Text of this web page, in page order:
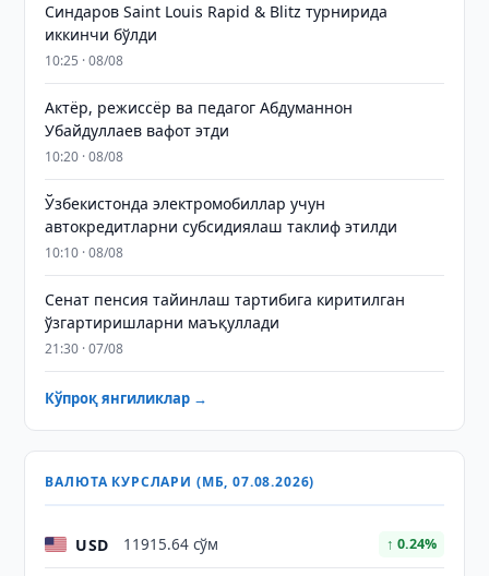
Синдаров Saint Louis Rapid & Blitz турнирида
иккинчи бўлди
10:25 · 08/08
Актёр, режиссёр ва педагог Абдуманнон
Убайдуллаев вафот этди
10:20 · 08/08
Ўзбекистонда электромобиллар учун
автокредитларни субсидиялаш таклиф этилди
10:10 · 08/08
Сенат пенсия тайинлаш тартибига киритилган
ўзгартиришларни маъқуллади
21:30 · 07/08
Кўпроқ янгиликлар →
ВАЛЮТА КУРСЛАРИ (МБ, 07.08.2026)
USD 11915.64 сўм ↑ 0.24%